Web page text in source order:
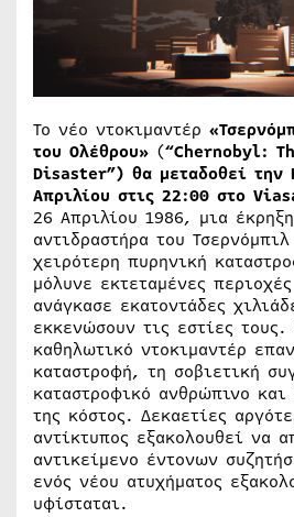
Το νέο ντοκιμαντέρ
του Ολέθρου» (“Chernobyl:
Disaster”) θα μεταδοθεί την
Απριλίου στις 22:00 στο
26 Απριλίου 1986, μια
αντιδραστήρα του
χειρότερη πυρηνική
μόλυνε εκτεταμένες
ανάγκασε εκατοντάδες
εκκενώσουν τις εστίες τους.
καθηλωτικό ντοκιμαντέρ
καταστροφή, τη σοβιετική
καταστροφικό ανθρώπινο και
της κόστος. Δεκαετίες
αντίκτυπος εξακολουθεί να
αντικείμενο έντονων
ενός νέου ατυχήματος
υφίσταται.